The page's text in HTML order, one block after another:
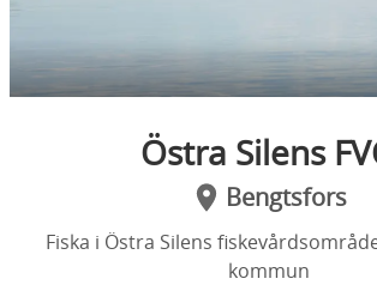
Östra Silens
Bengtsfors
Fiska i Östra Silens
kommun